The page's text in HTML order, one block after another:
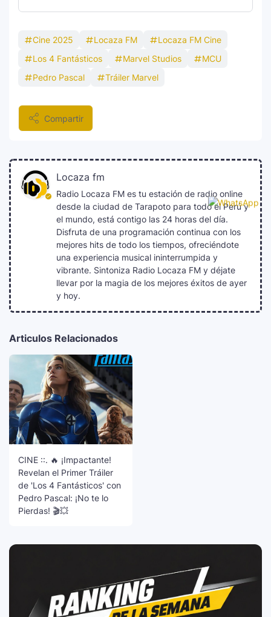
Cine 2025 Locaza FM
Locaza FM Cine
Los 4 Fantásticos
Marvel Studios
MCU
Pedro Pascal
Tráiler Marvel
Compartir
Locaza fm
Radio Locaza FM es tu estación de radio online
desde la ciudad de Tarapoto para todo el Perú y
el mundo, está contigo las 24 horas del día.
Disfruta de una programación continua con los
mejores hits de todo los tiempos, ofreciéndote
una experiencia musical ininterrumpida y
vibrante. Sintoniza Radio Locaza FM y déjate
llevar por la magia de los mejores éxitos de ayer
y hoy.
Articulos Relacionados
CINE ::. 🔥 ¡Impactante!
Revelan el Primer Tráiler
de 'Los 4 Fantásticos' con
Pedro Pascal: ¡No te lo
Pierdas! 🎬💥